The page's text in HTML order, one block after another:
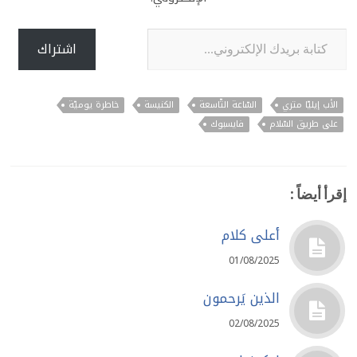
كتابة بريدك الإلكتروني...
اشتراك
الأب إيليّا متري السّاعة التّاسعة الكنيسة
خاطرة يوميّة
على طريق السّلام
فايسبوك
إقرأ أيضاً :
أعلى كلام
01/08/2025
الذين يَرحمون
02/08/2025